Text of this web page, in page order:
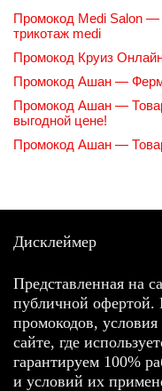
Промокод Medi Salon —
трикотаж medi
Промокод Круиз
Промокод Ашан —
Промокод Ашан —
выгодной цене!
Промокод Ашан —
Дисклеймер
Представленная на
публичной офертой.
промокодов,
сайте, где
гарантируем 100%
и условий их